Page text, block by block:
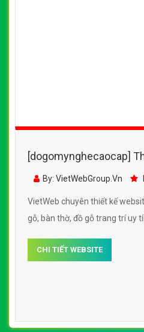
[dogomynghecaocap]
gỗ mỹ nghệ, bàn ghế
By: VietWebGroup.Vn
VietWeb chuyên thiết kế
gỗ, bàn thờ, đồ gỗ trang trí uy
CHI TIẾT WEBSITE